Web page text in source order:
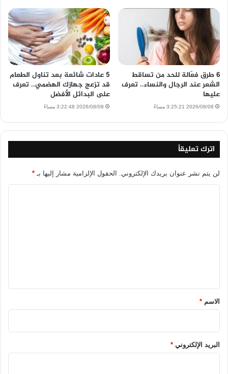
6 طرق فعّالة للحد من تساقط
الشعر عند الرجال والنساء.. تعرف
عليها
2026/08/08 3:25:21 مساءً
5 عادات شائعة بعد تناول الطعام
قد تزعج جهازك الهضمي.. تعرف
على البدائل الأفضل
2026/08/08 3:22:48 مساءً
اترك تعليقاً
لن يتم نشر عنوان بريدك الإلكتروني. الحقول الإلزامية مشار إليها بـ *
*الاسم *
البريد الإلكتروني *